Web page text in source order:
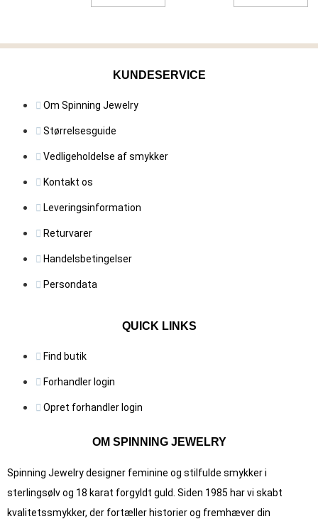
KUNDESERVICE
Om Spinning Jewelry
Størrelsesguide
Vedligeholdelse af smykker
Kontakt os
Leveringsinformation
Returvarer
Handelsbetingelser
Persondata
QUICK LINKS
Find butik
Forhandler login
Opret forhandler login
OM SPINNING JEWELRY
Spinning Jewelry designer feminine og stilfulde smykker i
sterlingsølv og 18 karat forgyldt guld. Siden 1985 har vi skabt
kvalitets­smykker, der fortæller historier og fremhæver din